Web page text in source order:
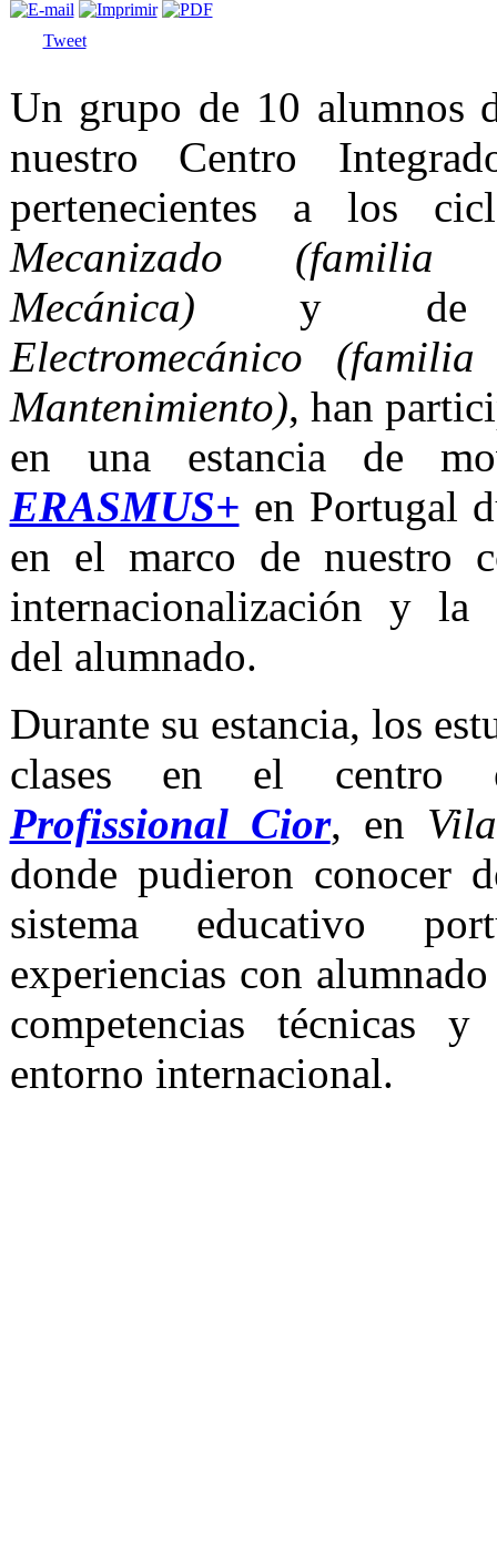
Tweet
Un grupo de 10 alumnos
nuestro Centro
pertenecientes a los
Mecanizado (familia
Mecánica) y
Electromecánico
Mantenimiento), han
en una estancia de
ERASMUS+ en Portugal
en el marco de nuestro
internacionalización y la
del alumnado.
Durante su estancia, los
clases en el centro
Profissional Cior, en
donde pudieron conocer
sistema educativo
experiencias con
competencias técnicas
entorno internacional.